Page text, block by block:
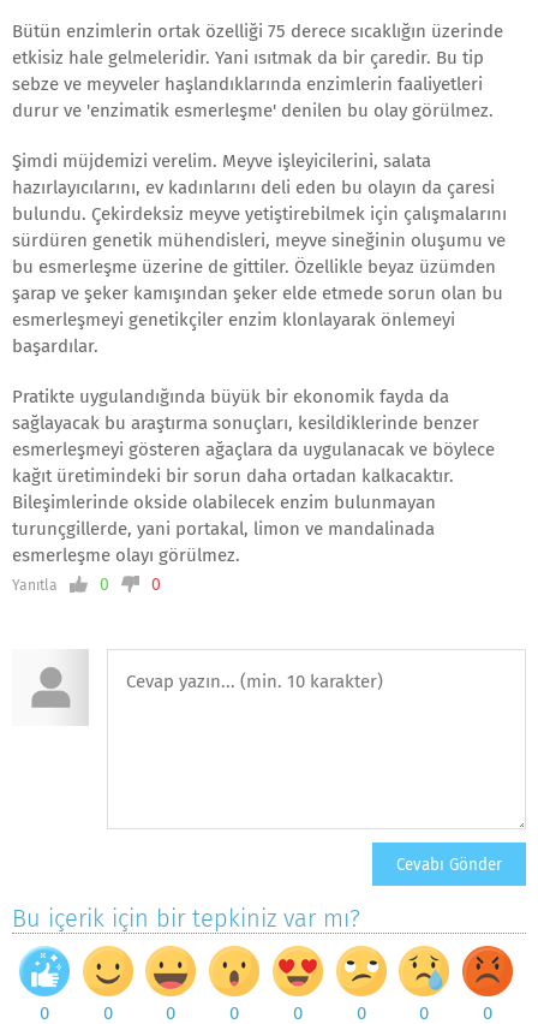
Bütün enzimlerin ortak özelliği 75 derece sıcaklığın üzerinde
etkisiz hale gelmeleridir. Yani ısıtmak da bir çaredir. Bu tip
sebze ve meyveler haşlandıklarında enzimlerin faaliyetleri
durur ve 'enzimatik esmerleşme' denilen bu olay görülmez.
Şimdi müjdemizi verelim. Meyve işleyicilerini, salata
hazırlayıcılarını, ev kadınlarını deli eden bu olayın da çaresi
bulundu. Çekirdeksiz meyve yetiştirebilmek için çalışmalarını
sürdüren genetik mühendisleri, meyve sineğinin oluşumu ve
bu esmerleşme üzerine de gittiler. Özellikle beyaz üzümden
şarap ve şeker kamışından şeker elde etmede sorun olan bu
esmerleşmeyi genetikçiler enzim klonlayarak önlemeyi
başardılar.
Pratikte uygulandığında büyük bir ekonomik fayda da
sağlayacak bu araştırma sonuçları, kesildiklerinde benzer
esmerleşmeyi gösteren ağaçlara da uygulanacak ve böylece
kağıt üretimindeki bir sorun daha ortadan kalkacaktır.
Bileşimlerinde okside olabilecek enzim bulunmayan
turunçgillerde, yani portakal, limon ve mandalinada
esmerleşme olayı görülmez.
Yanıtla 0 0
Bu içerik için bir tepkiniz var mı?
0 0 0 0 0 0 0 0